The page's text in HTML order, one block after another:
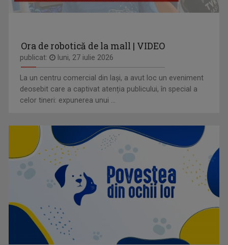
Ora de robotică de la mall | VIDEO
publicat: luni, 27 iulie 2026
La un centru comercial din Iași, a avut loc un eveniment
deosebit care a captivat atenția publicului, în special a
celor tineri: expunerea unui ...